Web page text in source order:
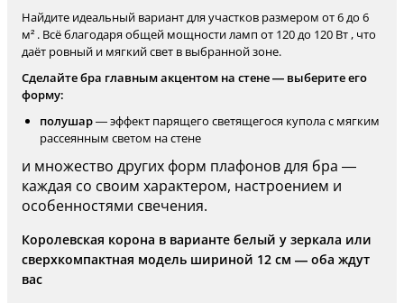
Найдите идеальный вариант для участков размером от 6 до 6
м² . Всё благодаря общей мощности ламп от 120 до 120 Вт , что
даёт ровный и мягкий свет в выбранной зоне.
Сделайте бра главным акцентом на стене — выберите его
форму:
полушар— эффект парящего светящегося купола с мягким
рассеянным светом на стене
и множество других форм плафонов для бра —
каждая со своим характером, настроением и
особенностями свечения.
Королевская корона в варианте белый у зеркала или
сверхкомпактная модель шириной 12 см — оба ждут
вас